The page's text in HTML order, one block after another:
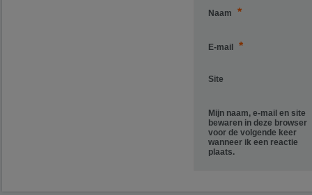
Naam *
E-mail *
Site
Mijn naam, e-mail en site
bewaren in deze browser
voor de volgende keer
wanneer ik een reactie
plaats.